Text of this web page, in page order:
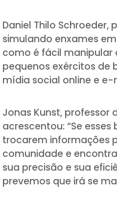
Daniel Thilo Schroeder,
simulando enxames
como é fácil manipular
pequenos exércitos
mídia social online e e-
Jonas Kunst, professor
acrescentou: “Se
trocarem informações
comunidade e
sua precisão e sua
prevemos que irá se